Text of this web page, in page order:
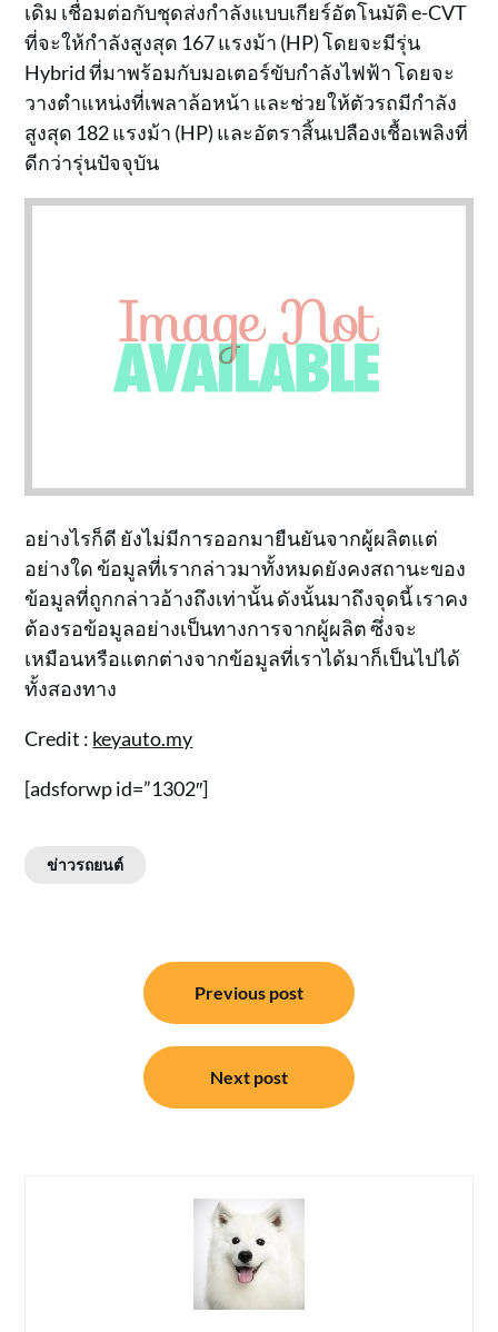
เดิม เชื่อมต่อกับชุดส่งกำลังแบบเกียร์อัตโนมัติ e-CVT
ที่จะให้กำลังสูงสุด 167 แรงม้า (HP) โดยจะมีรุ่น
Hybrid ที่มาพร้อมกับมอเตอร์ขับกำลังไฟฟ้า โดยจะ
วางตำแหน่งที่เพลาล้อหน้า และช่วยให้ตัวรถมีกำลัง
สูงสุด 182 แรงม้า (HP) และอัตราสิ้นเปลืองเชื้อเพลิงที่
ดีกว่ารุ่นปัจจุบัน
อย่างไรก็ดี ยังไม่มีการออกมายืนยันจากผู้ผลิตแต่
อย่างใด ข้อมูลที่เรากล่าวมาทั้งหมดยังคงสถานะของ
ข้อมูลที่ถูกกล่าวอ้างถึงเท่านั้น ดังนั้นมาถึงจุดนี้ เราคง
ต้องรอข้อมูลอย่างเป็นทางการจากผู้ผลิต ซึ่งจะ
เหมือนหรือแตกต่างจากข้อมูลที่เราได้มาก็เป็นไปได้
ทั้งสองทาง
Credit : keyauto.my
[adsforwp id=”1302″]
ข่าวรถยนต์
Previous post
Next post